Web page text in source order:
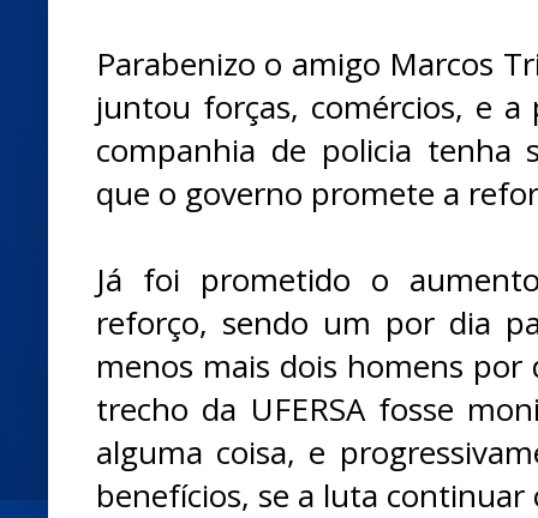
Parabenizo o amigo Marcos
juntou forças, comércios, e a
companhia de policia tenha
que o governo promete a
Já foi prometido o
reforço, sendo um por dia
menos mais dois homens
trecho da UFERSA fosse
alguma coisa, e
benefícios, se a luta continuar